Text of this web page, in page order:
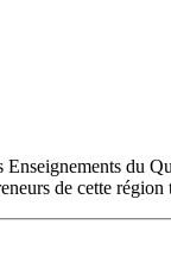
du
de cette